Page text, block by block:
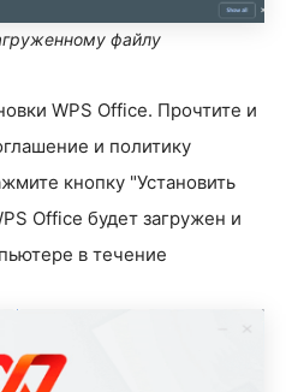
файлу
WPS Office. Прочтите и
и политику
кнопку "Установить
Office будет загружен и
в течение